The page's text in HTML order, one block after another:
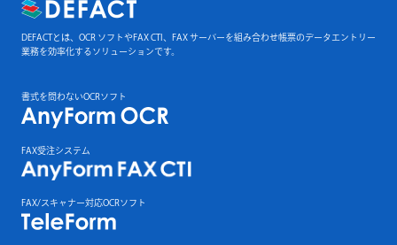
DEFACTとは、OCR ソフトやFAX CTI、FAX サーバーを組み合わせ帳票のデータエントリー
業務を効率化するソリューションです。
書式を問わないOCRソフト
FAX受注システム
FAX/スキャナー対応OCRソフト